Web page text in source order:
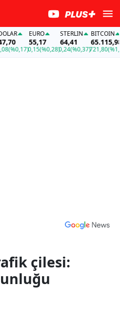
(%0,17)
EURO
55,17
0,15(%0,28)
STERLIN
64,41
0,24(%0,37)
BITCOIN
65.115,98
721,80(%1,12)
çilesi: